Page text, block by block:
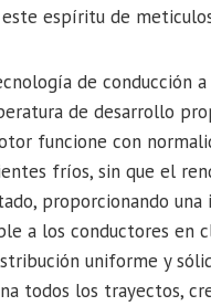
espíritu de
de conducción a
de desarrollo
funcione con
fríos, sin que el
proporcionando una
a los conductores en
uniforme y
todos los trayectos,